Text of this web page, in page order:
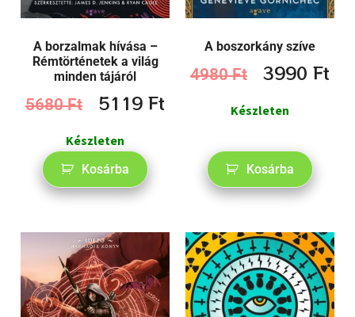
A borzalmak hívása –
Rémtörténetek a világ
minden tájáról
5680Ft 5119 Ft
Készleten
Kosárba
A boszorkány szíve
4980Ft 3990 Ft
Készleten
Kosárba